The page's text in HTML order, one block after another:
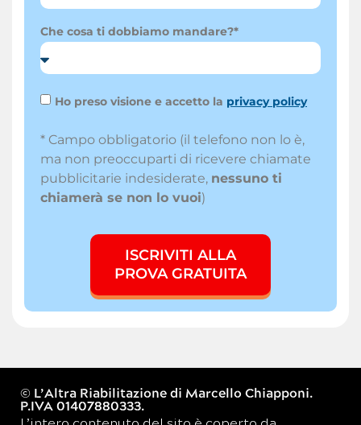
Che cosa ti dobbiamo mandare?*
Ho preso visione e accetto la privacy policy
* Campo obbligatorio (il telefono non lo è,
ma non preoccuparti di ricevere chiamate
pubblicitarie indesiderate, nessuno ti
chiamerà se non lo vuoi)
ISCRIVITI ALLA
PROVA GRATUITA
© L’Altra Riabilitazione di Marcello Chiapponi.
P.IVA 01407880333.